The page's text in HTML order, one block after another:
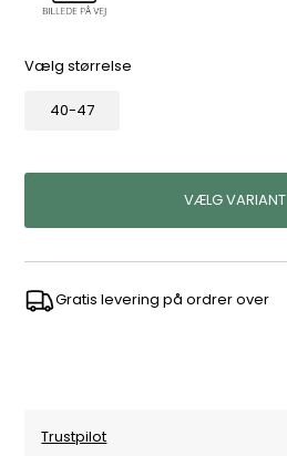
Vælg størrelse
40-47
VÆLG VARIANT
Gratis levering på ordrer over
Trustpilot